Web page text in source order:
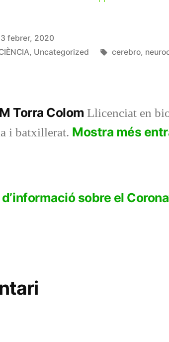
3 febrer, 2020
, Uncategorized Etiquetes:
cerebro,
Torra ColomLlicenciat en
i batxillerat. Mostra més
sobre el